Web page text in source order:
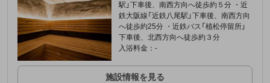
駅」下車後、南西方向へ徒歩約５分 ・近
鉄大阪線「近鉄八尾駅」下車後、南西方向
へ徒歩約25分 ・近鉄バス「植松停留所」
下車後、北西方向へ徒歩約３分
入浴料金：-
施設情報を見る